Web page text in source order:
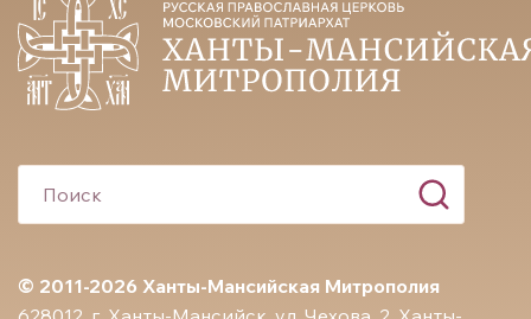
© 2011-2026 Ханты-Мансийская Митрополия